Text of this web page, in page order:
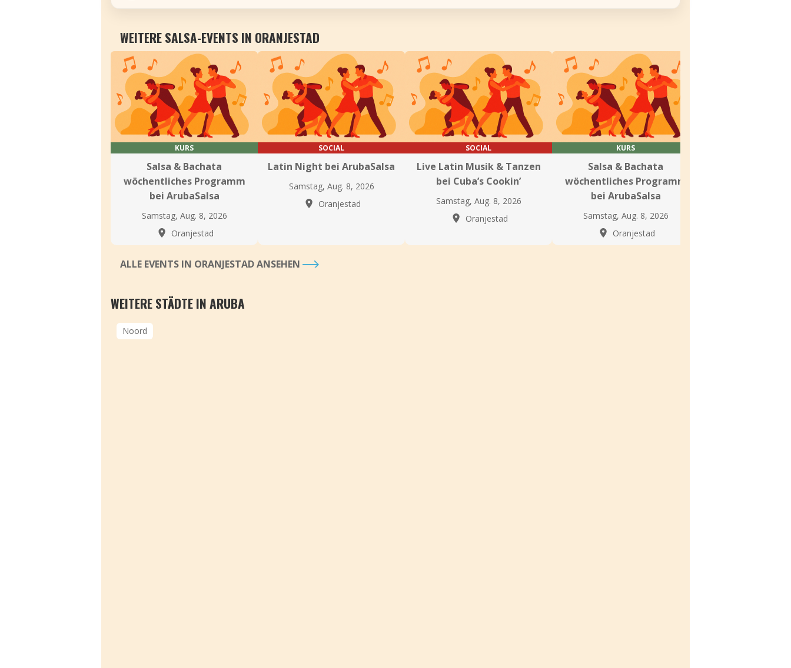
WEITERE SALSA-EVENTS IN ORANJESTAD
KURS
Salsa & Bachata
wöchentliches Programm
bei ArubaSalsa
Samstag, Aug. 8, 2026
Oranjestad
SOCIAL
Latin Night bei ArubaSalsa
Samstag, Aug. 8, 2026
Oranjestad
SOCIAL
Live Latin Musik & Tanzen
bei Cuba’s Cookin’
Samstag, Aug. 8, 2026
Oranjestad
KURS
Salsa & Bachata
wöchentliches Programm
bei ArubaSalsa
Samstag, Aug. 8, 2026
Oranjestad
ALLE EVENTS IN ORANJESTAD ANSEHEN
WEITERE STÄDTE IN ARUBA
Noord